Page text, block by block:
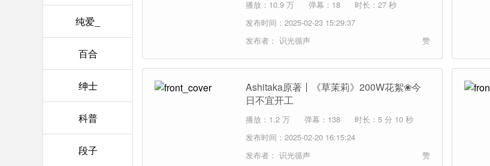
纯爱_
百合
绅士
科普
段子
播放：10.9 万 弹幕：18
时长：27 秒
发布时间：2025-02-23 15:29:37
发布者： 识光循声 赞
Ashitaka原著丨《草茉莉》200W花絮❀今
日不宜开工
播放：1.2 万 弹幕：138
时长：5 分 10 秒
发布时间：2025-02-20 16:15:24
发布者： 识光循声 赞